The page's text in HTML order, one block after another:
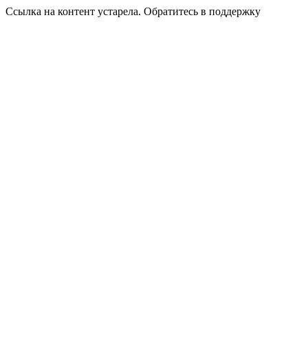
Ссылка на контент устарела. Обратитесь в поддержку